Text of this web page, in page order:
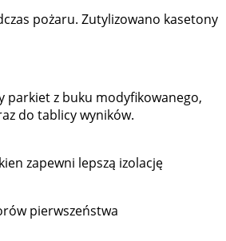
pożaru. Zutylizowano kasetony
parkiet z buku modyfikowanego,
do tablicy wyników.
zapewni lepszą izolację
pierwszeństwa